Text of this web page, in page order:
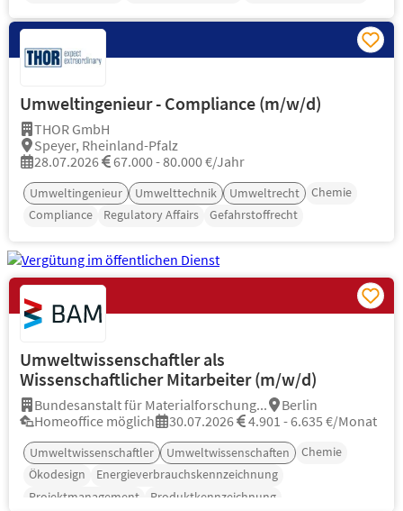
Umweltingenieur - Compliance (m/w/d)
THOR GmbH
Speyer, Rheinland-Pfalz
28.07.2026
67.000 - 80.000 €/Jahr
Umweltingenieur Umwelttechnik Umweltrecht
Chemie
Compliance
Regulatory Affairs Gefahrstoffrecht
Umweltwissenschaftler als
Wissenschaftlicher Mitarbeiter (m/w/d)
Bundesanstalt für Materialforschung...
Berlin
Homeoffice möglich
30.07.2026 4.901 - 6.635 €/Monat
Umweltwissenschaftler Umweltwissenschaften
Chemie
Ökodesign
Energieverbrauchskennzeichnung
Projektmanagement
Produktkennzeichnung